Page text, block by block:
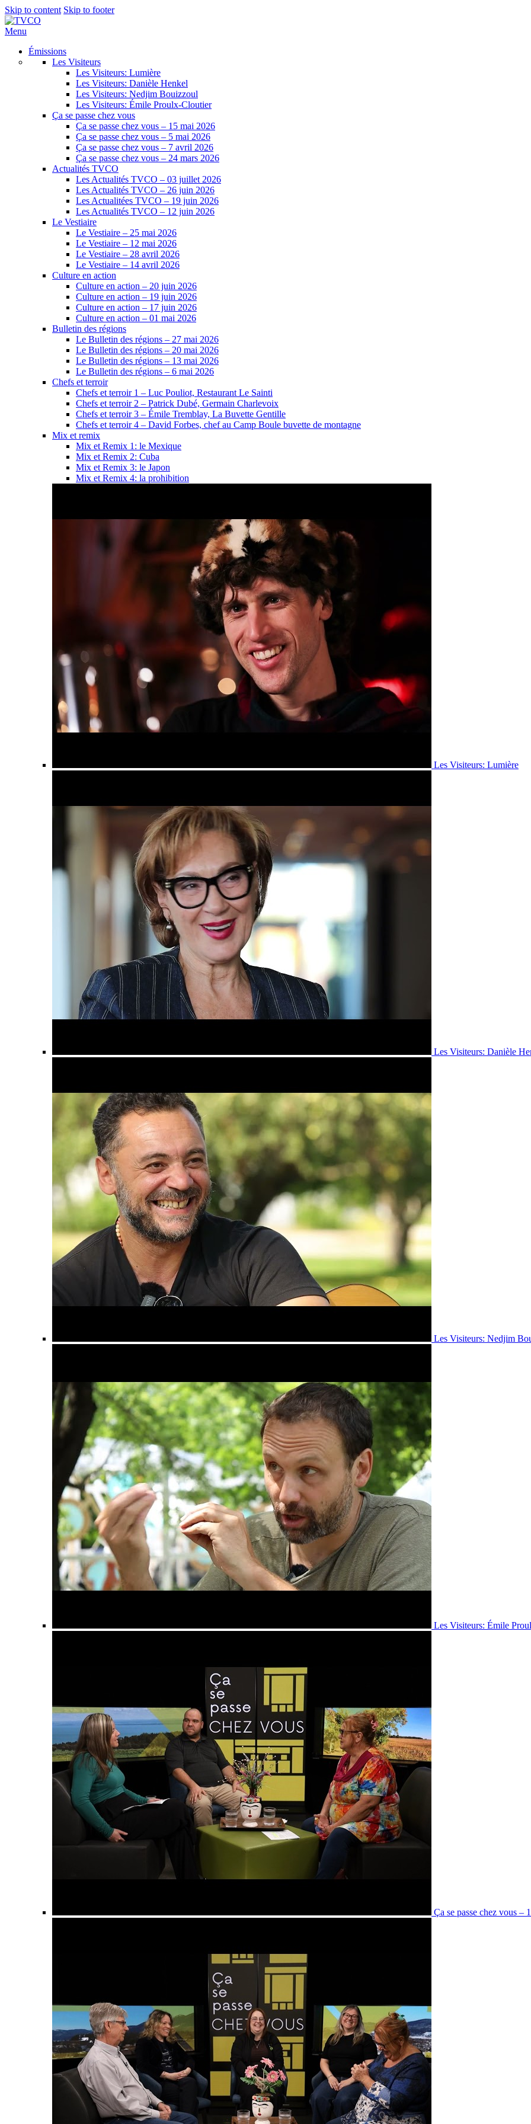
Skip to content Skip to footer
Menu
Émissions
Les Visiteurs
Les Visiteurs: Lumière
Les Visiteurs: Danièle Henkel
Les Visiteurs: Nedjim Bouizzoul
Les Visiteurs: Émile Proulx-Cloutier
Ça se passe chez vous
Ça se passe chez vous – 15 mai 2026
Ça se passe chez vous – 5 mai 2026
Ça se passe chez vous – 7 avril 2026
Ça se passe chez vous – 24 mars 2026
Actualités TVCO
Les Actualités TVCO – 03 juillet 2026
Les Actualités TVCO – 26 juin 2026
Les Actualitées TVCO – 19 juin 2026
Les Actualités TVCO – 12 juin 2026
Le Vestiaire
Le Vestiaire – 25 mai 2026
Le Vestiaire – 12 mai 2026
Le Vestiaire – 28 avril 2026
Le Vestiaire – 14 avril 2026
Culture en action
Culture en action – 20 juin 2026
Culture en action – 19 juin 2026
Culture en action – 17 juin 2026
Culture en action – 01 mai 2026
Bulletin des régions
Le Bulletin des régions – 27 mai 2026
Le Bulletin des régions – 20 mai 2026
Le Bulletin des régions – 13 mai 2026
Le Bulletin des régions – 6 mai 2026
Chefs et terroir
Chefs et terroir 1 – Luc Pouliot, Restaurant Le Sainti
Chefs et terroir 2 – Patrick Dubé, Germain Charlevoix
Chefs et terroir 3 – Émile Tremblay, La Buvette Gentille
Chefs et terroir 4 – David Forbes, chef au Camp Boule buvette de montagne
Mix et remix
Mix et Remix 1: le Mexique
Mix et Remix 2: Cuba
Mix et Remix 3: le Japon
Mix et Remix 4: la prohibition
Les Visiteurs: Lumière
Les Visiteurs: Danièle
Les Visiteurs: Nedjim
Les Visiteurs: Émile
Ça se passe chez vous –